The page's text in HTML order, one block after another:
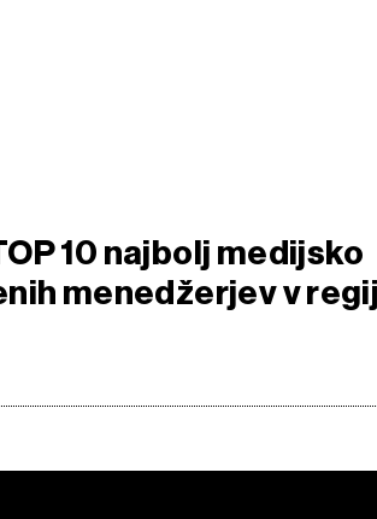
10 najbolj medijsko
menedžerjev v